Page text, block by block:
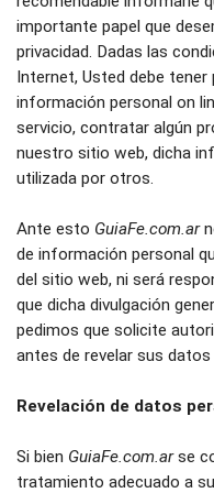
importante papel que
privacidad. Dadas las
Internet, Usted debe tener
información personal on
servicio, contratar algún
nuestro sitio web, dicha
utilizada por otros.
Ante esto GuiaFe.com.ar
de información personal
del sitio web, ni será
que dicha divulgación
pedimos que solicite
antes de revelar sus
Revelación de datos
Si bien GuiaFe.com.ar se
tratamiento adecuado a